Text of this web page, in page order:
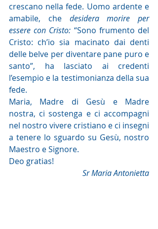
crescano nella fede. Uomo ardente e
amabile, che desidera morire per
essere con Cristo: “Sono frumento del
Cristo: ch’io sia macinato dai denti
delle belve per diventare pane puro e
santo”, ha lasciato ai credenti
l’esempio e la testimonianza della sua
fede.
Maria, Madre di Gesù e Madre
nostra, ci sostenga e ci accompagni
nel nostro vivere cristiano e ci insegni
a tenere lo sguardo su Gesù, nostro
Maestro e Signore.
Deo gratias!
Sr Maria Antonietta